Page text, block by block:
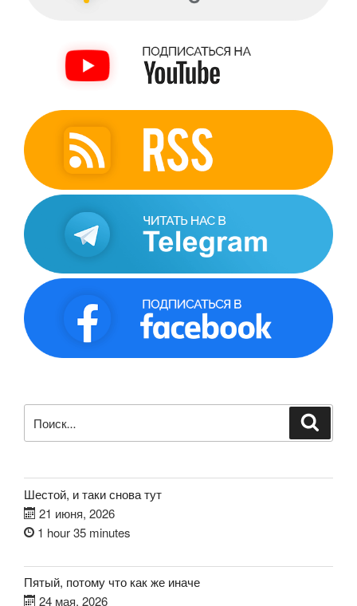
Шестой, и таки снова тут
21 июня, 2026
1 hour 35 minutes
Пятый, потому что как же иначе
24 мая, 2026